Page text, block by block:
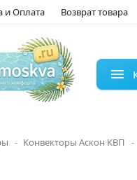
и Оплата Возврат товара
Конвекторы Аскон КВП